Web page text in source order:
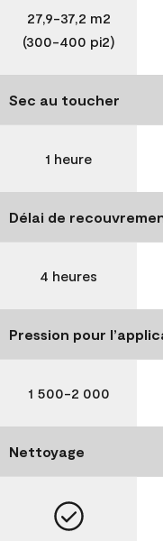
27,9-37,2 m2
(300-400 pi2)
Sec au toucher
1 heure
Délai de
4 heures
Pression pour
1 500-2 000
Nettoyage